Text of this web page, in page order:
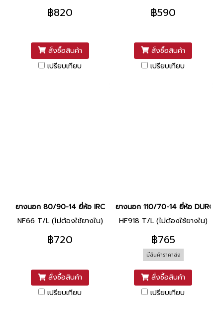
฿820
สั่งซื้อสินค้า
เปรียบเทียบ
฿590
สั่งซื้อสินค้า
เปรียบเทียบ
ยางนอก 80/90-14 ยี่ห้อ IRC
NF66 T/L (ไม่ต้องใช้ยางใน)
฿720
สั่งซื้อสินค้า
เปรียบเทียบ
ยางนอก 110/70-14 ยี่ห้อ DURO
HF918 T/L (ไม่ต้องใช้ยางใน)
฿765
มีสินค้าราคาส่ง
สั่งซื้อสินค้า
เปรียบเทียบ